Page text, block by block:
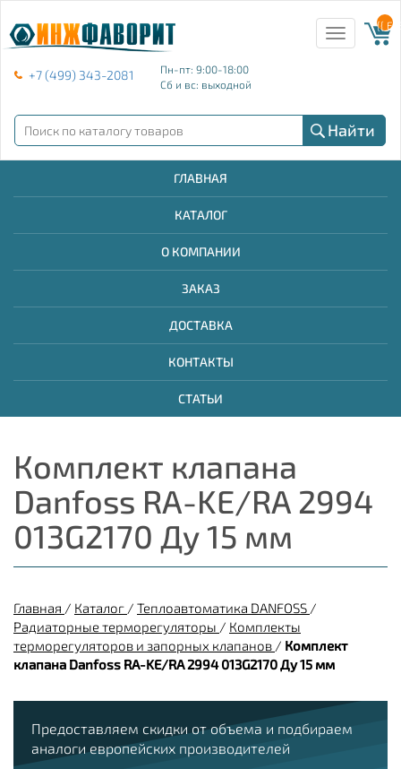
+7 (499) 343-2081
Пн-пт: 9:00-18:00
Сб и вс: выходной
Toggle
navigation
{{
Найти
ГЛАВНАЯ
КАТАЛОГ
О КОМПАНИИ
ЗАКАЗ
ДОСТАВКА
КОНТАКТЫ
СТАТЬИ
Комплект клапана
Danfoss RA-KE/RA 2994
013G2170 Ду 15 мм
Главная / Каталог / Теплоавтоматика DANFOSS /
Радиаторные терморегуляторы / Комплекты
терморегуляторов и запорных клапанов / Комплект
клапана Danfoss RA-KE/RA 2994 013G2170 Ду 15 мм
Предоставляем скидки от объема и подбираем
аналоги европейских производителей